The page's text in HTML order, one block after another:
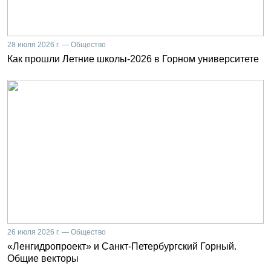
28 июля 2026 г. — Общество
Как прошли Летние школы-2026 в Горном университете
26 июля 2026 г. — Общество
«Ленгидропроект» и Санкт-Петербургский Горный.
Общие векторы